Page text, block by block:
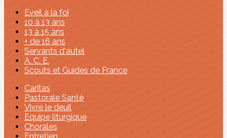
Eveil à la foi
10 à 13 ans
13 à 15 ans
+ de 16 ans
Servants d'autel
A. C. E.
Scouts et Guides de France
Caritas
Pastorale Santé
Vivre le deuil
Equipe liturgique
Chorales